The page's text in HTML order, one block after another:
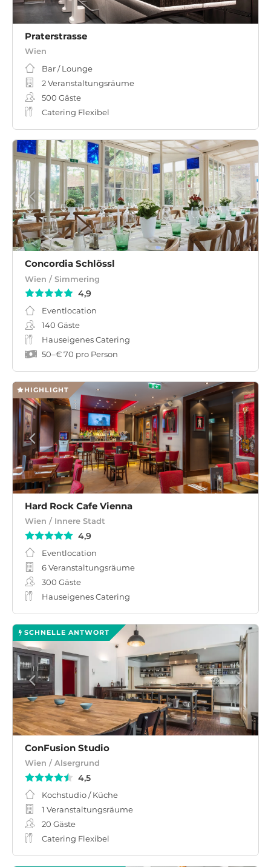
Praterstrasse
Wien
Bar / Lounge
2 Veranstaltungsräume
500 Gäste
Catering Flexibel
Concordia Schlössl
Wien / Simmering
4,9
Eventlocation
140 Gäste
Hauseigenes Catering
50–€ 70 pro Person
HIGHLIGHT
Hard Rock Cafe Vienna
Wien / Innere Stadt
4,9
Eventlocation
6 Veranstaltungsräume
300 Gäste
Hauseigenes Catering
SCHNELLE ANTWORT
ConFusion ­Studio
Wien / Alsergrund
4,5
Kochstudio / Küche
1 Veranstaltungsräume
20 Gäste
Catering Flexibel